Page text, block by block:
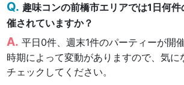
趣味コンの前橋市エリアでは1日何
催されていますか？
平日0件、週末1件のパーティーが開
時期によって変動がありますので、気に
チェックしてください。